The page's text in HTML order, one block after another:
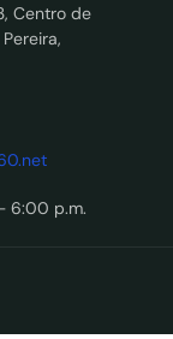
Centro de
6:00 p.m.